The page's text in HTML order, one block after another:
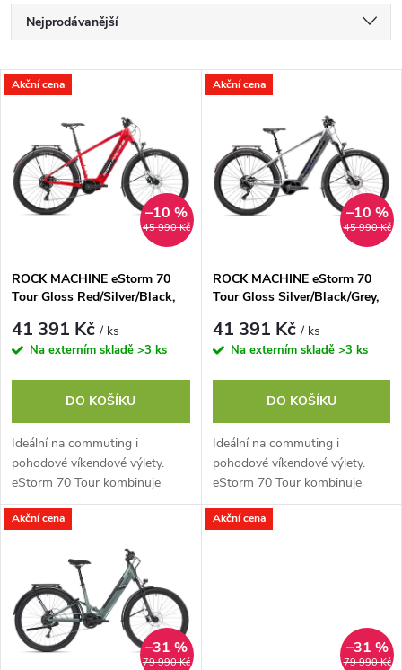
Ř
a
e
n
p
r
o
d
u
k
ů
Nejprodávanější
Nejdražší
Abecedně
V
p
s
p
r
d
u
k
t
ů
Akční cena
45 990 Kč
–10 %
ROCK MACHINE eStorm 70
Tour Gloss Red/Silver/Black,
41 391 Kč/ ks
Na externím skladě >3 ks
DO KOŠÍKU
Ideální na commuting i
pohodové víkendové výlety.
eStorm 70 Tour kombinuje
komfortní trekingové naladění a
plynulou podporu Sport Drive,
Akční cena
45 990 Kč
–10 %
ROCK MACHINE eStorm 70
Tour Gloss Silver/Black/Grey,
41 391 Kč/ ks
Na externím skladě >3 ks
DO KOŠÍKU
Ideální na commuting i
pohodové víkendové výlety.
eStorm 70 Tour kombinuje
komfortní trekingové naladění a
plynulou podporu Sport Drive,
Akční cena
79 990 Kč
–31 %
Akční cena
79 990 Kč
–31 %